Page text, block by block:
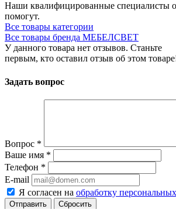
Наши квалифицированные специалисты
помогут.
Все товары категории
Все товары бренда МЕБЕЛСВЕТ
У данного товара нет отзывов. Станьте
первым, кто оставил отзыв об этом
Задать вопрос
Вопрос *
Ваше имя *
Телефон *
E-mail
Я согласен на обработку
Сбросить